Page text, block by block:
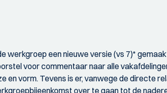
werkgroep een nieuwe versie (vs 7)*
voor commentaar naar alle
en vorm. Tevens is er, vanwege de directe
over te gaan tot de